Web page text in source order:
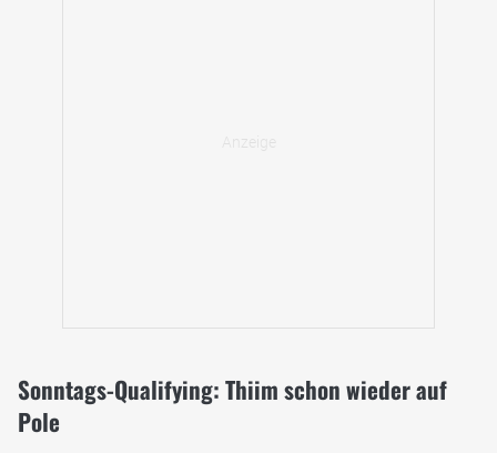
Sonntags-Qualifying: Thiim schon wieder auf
Pole